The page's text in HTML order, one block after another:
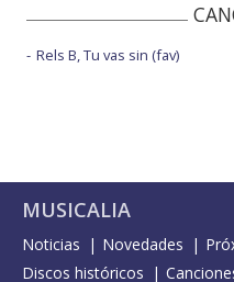
Rels B, Tu vas sin (fav)
MUSICALIA
Noticias Novedades
Discos históricos